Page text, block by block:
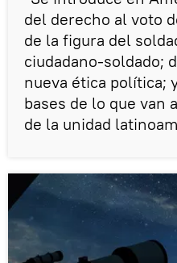
del derecho al voto
de la figura del
ciudadano-soldado;
nueva ética política;
bases de lo que van
de la unidad